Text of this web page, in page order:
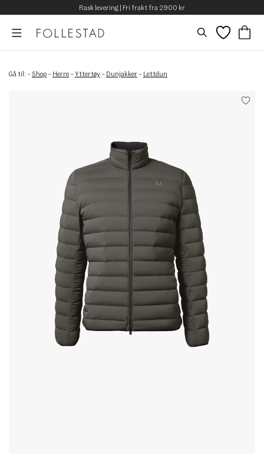
Rask levering | Fri frakt fra 2900 kr
Gå til: – Shop – Herre –Yttertøy – Dunjakker – Lettdun